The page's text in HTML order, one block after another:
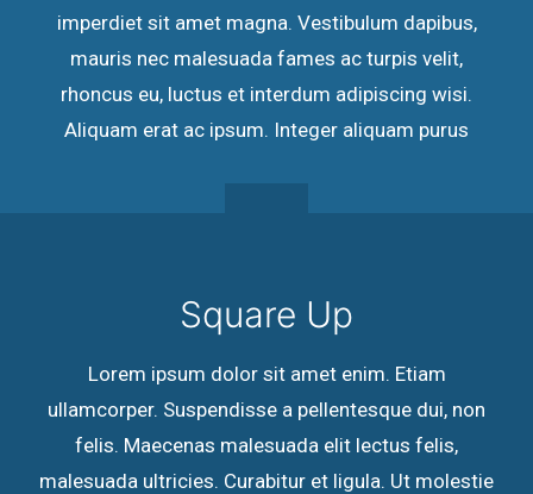
imperdiet sit amet magna. Vestibulum dapibus,
mauris nec malesuada fames ac turpis velit,
rhoncus eu, luctus et interdum adipiscing wisi.
Aliquam erat ac ipsum. Integer aliquam purus
Square Up
Lorem ipsum dolor sit amet enim. Etiam
ullamcorper. Suspendisse a pellentesque dui, non
felis. Maecenas malesuada elit lectus felis,
malesuada ultricies. Curabitur et ligula. Ut molestie